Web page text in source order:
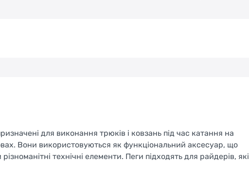
для виконання трюків і ковзань під час катання на
Вони використовуються як функціональний аксесуар, що
технічні елементи. Пеги підходять для райдерів, які